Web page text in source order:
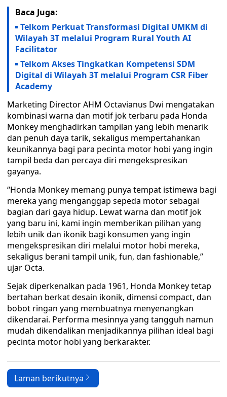
Baca Juga:
Telkom Perkuat Transformasi Digital UMKM di
Wilayah 3T melalui Program Rural Youth AI
Facilitator
Telkom Akses Tingkatkan Kompetensi SDM
Digital di Wilayah 3T melalui Program CSR Fiber
Academy
Marketing Director AHM Octavianus Dwi mengatakan
kombinasi warna dan motif jok terbaru pada Honda
Monkey menghadirkan tampilan yang lebih menarik
dan penuh daya tarik, sekaligus mempertahankan
keunikannya bagi para pecinta motor hobi yang ingin
tampil beda dan percaya diri mengekspresikan
gayanya.
“Honda Monkey memang punya tempat istimewa bagi
mereka yang menganggap sepeda motor sebagai
bagian dari gaya hidup. Lewat warna dan motif jok
yang baru ini, kami ingin memberikan pilihan yang
lebih unik dan ikonik bagi konsumen yang ingin
mengekspresikan diri melalui motor hobi mereka,
sekaligus berani tampil unik, fun, dan fashionable,”
ujar Octa.
Sejak diperkenalkan pada 1961, Honda Monkey tetap
bertahan berkat desain ikonik, dimensi compact, dan
bobot ringan yang membuatnya menyenangkan
dikendarai. Performa mesinnya yang tangguh namun
mudah dikendalikan menjadikannya pilihan ideal bagi
pecinta motor hobi yang berkarakter.
Laman berikutnya